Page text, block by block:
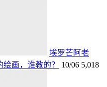
埃罗芒阿老
画，谁教的？
10/06 5,018